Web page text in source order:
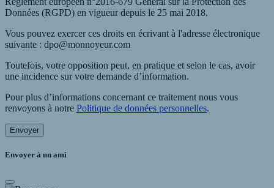
Données (RGPD) en vigueur depuis le 25 mai 2018.
Vous pouvez exercer ces droits en écrivant à l'adresse électronique
suivante : dpo@monnoyeur.com
Toutefois, votre opposition peut, en pratique et selon le cas, avoir
une incidence sur votre demande d’information.
Pour plus d’informations concernant ce traitement nous vous
renvoyons à notre Politique de données personnelles.
Envoyer
Envoyer à un ami